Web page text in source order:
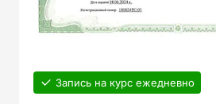
Запись на курс ежедневно